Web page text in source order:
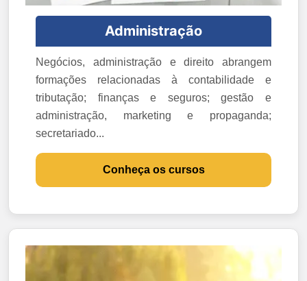
Administração
Negócios, administração e direito abrangem
formações relacionadas à contabilidade e
tributação; finanças e seguros; gestão e
administração, marketing e propaganda;
secretariado...
Conheça os cursos